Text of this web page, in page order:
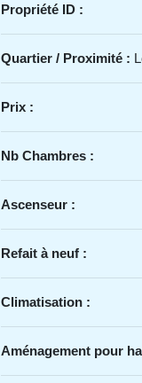
Propriété ID :
Quartier / Proximité :
Prix :
Nb Chambres :
Ascenseur :
Refait à neuf :
Climatisation :
Aménagement pour